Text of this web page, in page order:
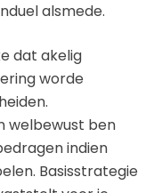
alsmede.
dat akelig
worde
welbewust ben
indien
Basisstrategie